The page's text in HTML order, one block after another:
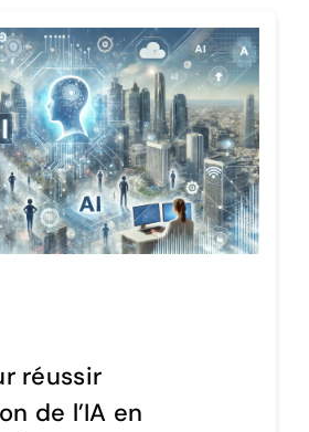
réussir
de l’IA en